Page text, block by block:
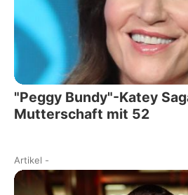
"Peggy Bundy"-Katey
Mutterschaft mit 52
Artikel -